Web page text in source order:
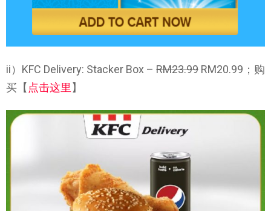
ii）KFC Delivery: Stacker Box – RM23.99 RM20.99；购
买【点击这里】